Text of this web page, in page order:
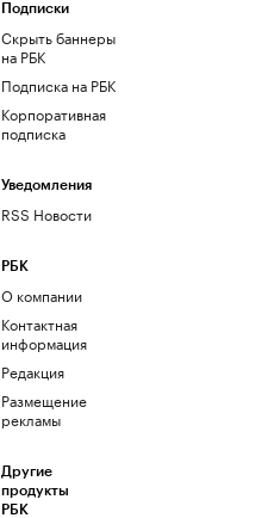
Подписки
Скрыть баннеры
на РБК
Подписка на РБК
Корпоративная
подписка
Уведомления
RSS Новости
РБК
О компании
Контактная
информация
Редакция
Размещение
рекламы
Другие
продукты
РБК